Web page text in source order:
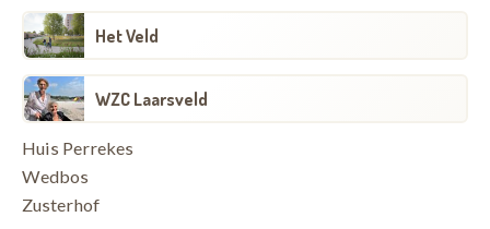
Het Veld
WZC Laarsveld
Huis Perrekes
Wedbos
Zusterhof